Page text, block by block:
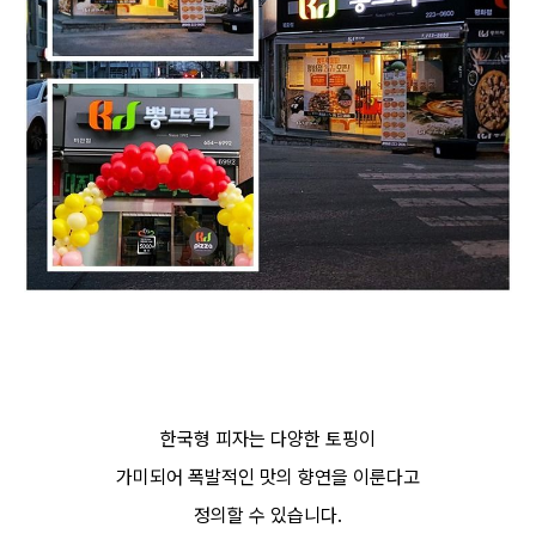
한국형 피자는 다양한 토핑이
가미되어 폭발적인 맛의 향연을 이룬다고
정의할 수 있습니다.